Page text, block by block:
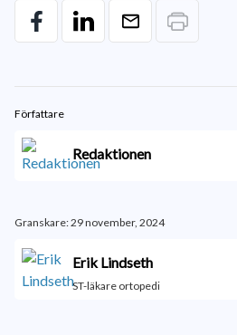
Författare
Redaktionen
Granskare: 29 november, 2024
Erik Lindseth
ST-läkare ortopedi